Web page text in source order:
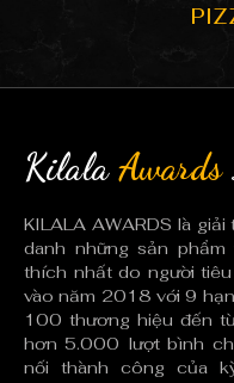
KilalaAwards
KILALA AWARDS là
danh những sản
thích nhất do người
vào năm 2018 với 9
100 thương hiệu đến
hơn 5.000 lượt bình
nối thành công của